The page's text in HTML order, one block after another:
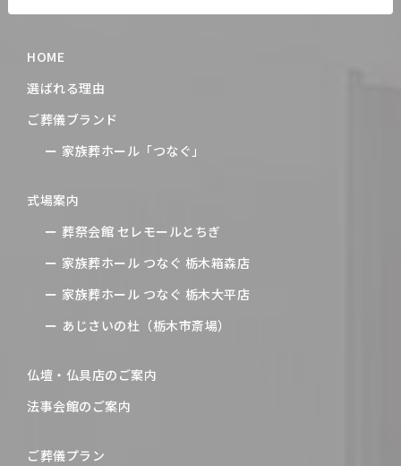
HOME
選ばれる理由
ご葬儀ブランド
家族葬ホール「つなぐ」
式場案内
葬祭会館 セレモールとちぎ
家族葬ホール つなぐ 栃木箱森店
家族葬ホール つなぐ 栃木大平店
あじさいの杜（栃木市斎場）
仏壇・仏具店のご案内
法事会館のご案内
ご葬儀プラン